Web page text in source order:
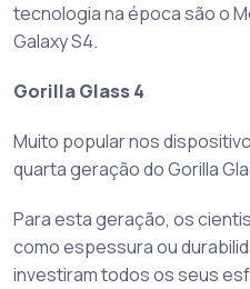
tecnologia na época são o
Galaxy S4.
Gorilla Glass 4
Muito popular nos
quarta geração do Gorilla
Para esta geração, os
como espessura ou
investiram todos os seus